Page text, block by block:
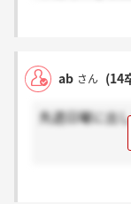
ab さん (14
先週日曜に出